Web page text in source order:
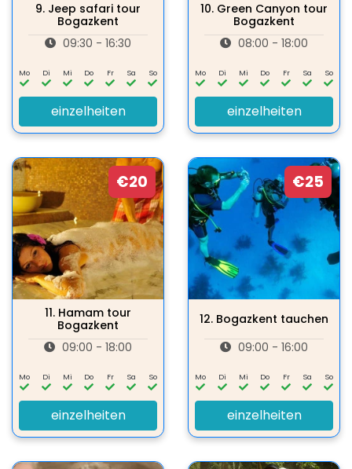
9. Jeep safari tour
Bogazkent
09:30 - 16:30
Mo Di Mi Do Fr Sa So
einzelheiten
10. Green Canyon tour
Bogazkent
08:00 - 18:00
Mo Di Mi Do Fr Sa So
einzelheiten
€20
11. Hamam tour
Bogazkent
09:00 - 18:00
Mo Di Mi Do Fr Sa So
einzelheiten
€25
12. Bogazkent tauchen
09:00 - 16:00
Mo Di Mi Do Fr Sa So
einzelheiten